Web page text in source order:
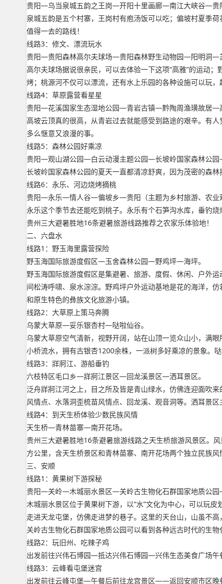
贵阳—乌当泉城五韵之王岗—开阳十里画廊—南江大峡谷—贵
泉城五韵是五个村寨，王岗村有庖汤饭可以吃；偏坡村夏季
值得一去的路线！
线路3：修文、漂流玩水
贵阳—贵阳森林高尔夫球场—贵阳森林野生动物园—阳明洞—
高尔夫球场据说很亲民，可以去体验一下这项“高雅”的运动
烤；桃源河不仅可以漂流，还有水上乐园的各种设施可以玩
线路4：草原露营看星星
贵阳—花溪国家生态湿地公园—青岩古镇—黔陶周渔璜故居—
高坡云顶真的很高，从青岩过去就能感受到路途的艰辛。有
多么惬意又浪漫的事。
线路5：森林公园好乘凉
贵阳—观山湖公园—白云动漫主题公园—长坡岭国家森林公园
长坡岭国家森林公园的夏天一直都清凉舒爽，因为茂密的森
线路6：永乐、河边烧烤摘桃
贵阳—永乐—情人谷—偏坡乡—贵阳（主题为乡村旅游、农业
永乐这个季节去还能吃到桃子。永乐有个石笋沟水库，垂钓
贵州三大避暑胜地16条避暑旅游线路推荐之农家乐体验地！
二、六盘水
线路1：野玉海里露营探险
野玉海国际旅游度假区—玉舍森林公园—野鸡坪—海坪。
野玉海国际旅游度假区是集避暑、旅游、度假、休闲、户外
间松涛呼啸、泉水淙淙。野鸡坪户外运动基地是花的海洋，
和原生特色的彝族文化旅游小镇。
线路2：大草原上策马奔腾
乌蒙大草原—妥乐银杏村—哒啦仙谷。
乌蒙大草原空气清新，视野开阔，站在山顶一览众山小，满
小桥流水，拥有古银杏1200余株，一派树多好乘凉的景象。
线路3：牂牁江、游船垂钓
六枝特区毛口乡—牂牁江景区—回龙溪景区—洒耳景区。
泛舟牂牁江河之上，目之所及皆是青山绿水，仿佛连迎面吹
风情点、水落洞歪梳苗风情点、回龙溪、观音洞等。洒耳景区
线路4：到天生桥体验少数民族风情
天生桥—青林苗寨—南开花场。
贵州三大避暑胜地16条避暑旅游线路之天生桥旅游风景区。
方公里，含天生桥景区和青林苗寨、南开花场两个独立民族风
三、安顺
线路1：黄果树下游探秘
贵阳—关岭—木城丽水景区—关岭古生物化石群国家地质公园
木城丽水景区位于黄果树下游，以“水”文化为中心，可以玩
走进天龙屯堡，仿佛走进梦的巷子。这里的天台山，山虽不高
关岭古生物化石群国家地质公园可以看到各种远古时代的生
线路2：玩旧州、吃辣子鸡
出发前往兴伟石博园—抵达兴伟石博园—兴伟生态美食广场
线路3：云峰看屯堡迷宫
出发前往云峰屯堡—午餐后前往龙宫景区——返回安顺市区晚